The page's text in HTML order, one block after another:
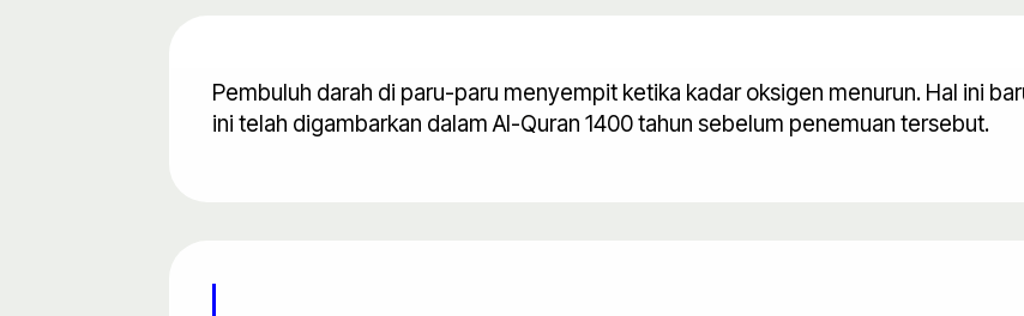
Pembuluh darah di paru-paru menyempit ketika kadar oksigen menurun. Hal ini
ini telah digambarkan dalam Al-Quran 1400 tahun sebelum penemuan tersebut.